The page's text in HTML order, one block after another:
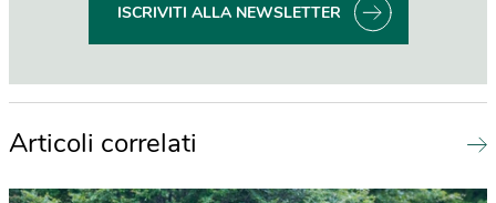
ISCRIVITI ALLA NEWSLETTER
Articoli correlati